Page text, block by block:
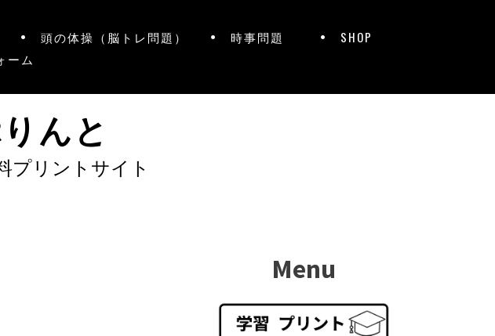
頭の体操（脳トレ問題） 時事問題
SHOP
ーム
んと
プリントサイト
Menu